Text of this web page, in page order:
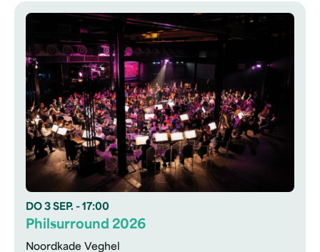
DO 3 SEP. - 17:00
Noordkade Veghel
Philsurround 2026